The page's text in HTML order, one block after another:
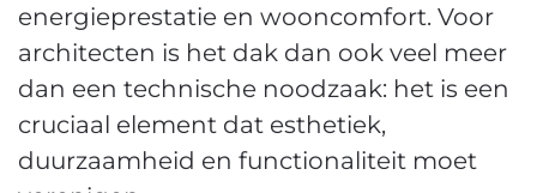
energieprestatie en wooncomfort. Voor
architecten is het dak dan ook veel meer
dan een technische noodzaak: het is een
cruciaal element dat esthetiek,
duurzaamheid en functionaliteit moet